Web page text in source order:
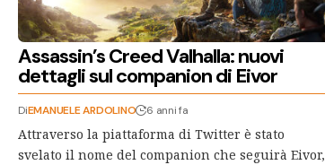
Assassin’s Creed Valhalla: nuovi
dettagli sul companion di Eivor
DiEMANUELE ARDOLINO 6 anni fa
Attraverso la piattaforma di Twitter è stato
svelato il nome del companion che seguirà Eivor,